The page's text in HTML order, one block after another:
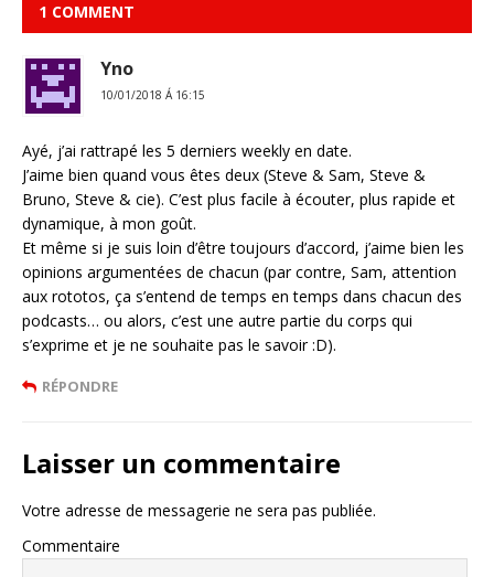
1 COMMENT
Yno
10/01/2018 Á 16:15
Ayé, j’ai rattrapé les 5 derniers weekly en date.
J’aime bien quand vous êtes deux (Steve & Sam, Steve &
Bruno, Steve & cie). C’est plus facile à écouter, plus rapide et
dynamique, à mon goût.
Et même si je suis loin d’être toujours d’accord, j’aime bien les
opinions argumentées de chacun (par contre, Sam, attention
aux rototos, ça s’entend de temps en temps dans chacun des
podcasts… ou alors, c’est une autre partie du corps qui
s’exprime et je ne souhaite pas le savoir :D).
RÉPONDRE
Laisser un commentaire
Votre adresse de messagerie ne sera pas publiée.
Commentaire